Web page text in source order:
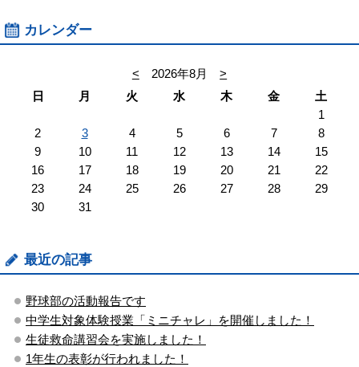
カレンダー
< 2026年8月
>
日
月 火 水 木 金
土
1
2
3 4 5 6 7
8
9
10 11 12 13 14
15
16
17 18 19 20 21
22
23
24 25 26 27 28
29
30
31
最近の記事
野球部の活動報告です
中学生対象体験授業「ミニチャレ」を開催しました！
生徒救命講習会を実施しました！
1年生の表彰が行われました！